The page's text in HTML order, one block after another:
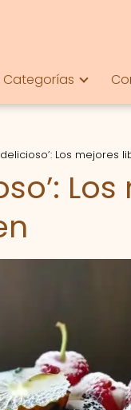
Categorías
Los mejores